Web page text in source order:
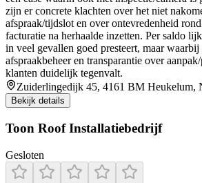
zijn er concrete klachten over het niet
afspraak/tijdslot en over ontevredenheid
facturatie na herhaalde inzetten. Per saldo
in veel gevallen goed presteert, maar
afspraakbeheer en transparantie over
klanten duidelijk tegenvalt.
Zuiderlingedijk 45, 4161 BM Heukelum,
Bekijk details
Toon Roof Installatiebedrijf
Gesloten